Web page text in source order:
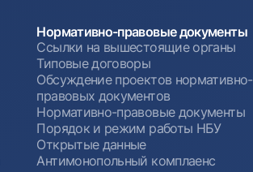
Нормативно-правовые документы
Ссылки на вышестоящие органы
Типовые договоры
Обсуждение проектов нормативно-
правовых документов
Нормативно-правовые документы
Порядок и режим работы НБУ
Открытые данные
Антимонопольный комплаенс